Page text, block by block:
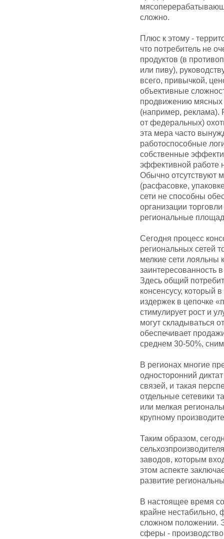
сложно.
Плюс к этому -
что потребитель не
продуктов (в
или пиву),
всего, привычкой,
объективные
продвижению мясных
(например, реклама).
от федеральных)
эта мера часто
работоспособные
собственные
эффективной работе
Обычно отсутствуют
(расфасовке,
сети не способны
организации
региональные
Сегодня процесс
региональных сетей
мелкие сети лояльны
заинтересованность
Здесь общий
консенсусу, который
издержек в цепочке
стимулирует рост и
могут складываться
обеспечивает
среднем 30-50%,
В регионах многие
односторонний
связей, и такая
отдельные сетевики
или мелкая
крупному
Таким образом,
заводов, которым
этом аспекте
развитие
В настоящее время
крайне нестабильно,
сложном положении.
сферы -